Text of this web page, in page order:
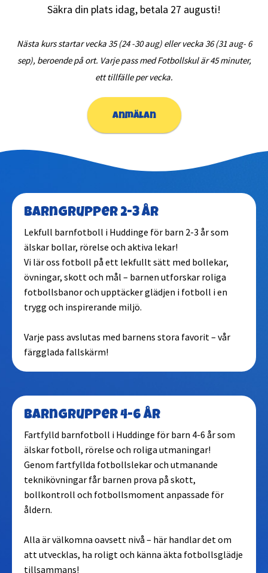
Säkra din plats idag, betala 27 augusti!
Nästa kurs startar vecka 35 (24 -30 aug) eller vecka 36 (31 aug- 6
sep), beroende på ort. Varje pass med Fotbollskul är 45 minuter,
ett tillfälle per vecka.
anmälan
Barngrupper 2-3 år
Lekfull barnfotboll i Huddinge för barn 2-3 år som
älskar bollar, rörelse och aktiva lekar!
Vi lär oss fotboll på ett lekfullt sätt med bollekar,
övningar, skott och mål – barnen utforskar roliga
fotbollsbanor och upptäcker glädjen i fotboll i en
trygg och inspirerande miljö.
Varje pass avslutas med barnens stora favorit – vår
färgglada fallskärm!
Barngrupper 4-6 år
Fartfylld barnfotboll i Huddinge för barn 4-6 år som
älskar fotboll, rörelse och roliga utmaningar!
Genom fartfyllda fotbollslekar och utmanande
teknikövningar får barnen prova på skott,
bollkontroll och fotbollsmoment anpassade för
åldern.
Alla är välkomna oavsett nivå – här handlar det om
att utvecklas, ha roligt och känna äkta fotbollsglädje
tillsammans!